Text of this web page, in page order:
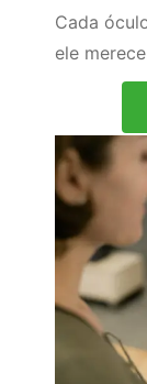
Cada
ele